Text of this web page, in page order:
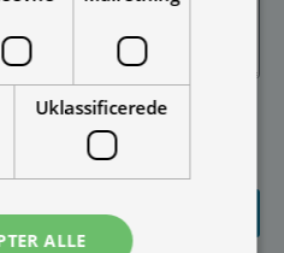
Jeg vil gerne modtage
nyheder på mail (bare rolig,
vi spammer ikke)
FORESPØRGSEL
Uklassificerede
ALLE